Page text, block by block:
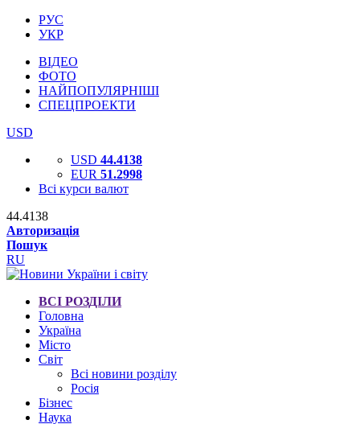
РУС
УКР
ВІДЕО
ФОТО
НАЙПОПУЛЯРНІШІ
СПЕЦПРОЕКТИ
USD
USD 44.4138
EUR 51.2998
Всі курси валют
44.4138
Авторизація
Пошук
RU
ВСІ РОЗДІЛИ
Головна
Україна
Місто
Світ
Всі новини розділу
Росія
Бізнес
Наука